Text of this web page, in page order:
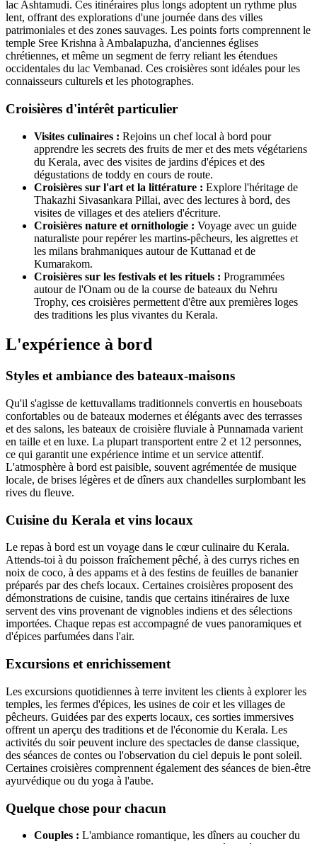
lac Ashtamudi. Ces itinéraires plus longs adoptent un rythme plus
lent, offrant des explorations d'une journée dans des villes
patrimoniales et des zones sauvages. Les points forts comprennent le
temple Sree Krishna à Ambalapuzha, d'anciennes églises
chrétiennes, et même un segment de ferry reliant les étendues
occidentales du lac Vembanad. Ces croisières sont idéales pour les
connaisseurs culturels et les photographes.
Croisières d'intérêt particulier
Visites culinaires : Rejoins un chef local à bord pour
apprendre les secrets des fruits de mer et des mets végétariens
du Kerala, avec des visites de jardins d'épices et des
dégustations de toddy en cours de route.
Croisières sur l'art et la littérature : Explore l'héritage de
Thakazhi Sivasankara Pillai, avec des lectures à bord, des
visites de villages et des ateliers d'écriture.
Croisières nature et ornithologie : Voyage avec un guide
naturaliste pour repérer les martins-pêcheurs, les aigrettes et
les milans brahmaniques autour de Kuttanad et de
Kumarakom.
Croisières sur les festivals et les rituels : Programmées
autour de l'Onam ou de la course de bateaux du Nehru
Trophy, ces croisières permettent d'être aux premières loges
des traditions les plus vivantes du Kerala.
L'expérience à bord
Styles et ambiance des bateaux-maisons
Qu'il s'agisse de kettuvallams traditionnels convertis en houseboats
confortables ou de bateaux modernes et élégants avec des terrasses
et des salons, les bateaux de croisière fluviale à Punnamada varient
en taille et en luxe. La plupart transportent entre 2 et 12 personnes,
ce qui garantit une expérience intime et un service attentif.
L'atmosphère à bord est paisible, souvent agrémentée de musique
locale, de brises légères et de dîners aux chandelles surplombant les
rives du fleuve.
Cuisine du Kerala et vins locaux
Le repas à bord est un voyage dans le cœur culinaire du Kerala.
Attends-toi à du poisson fraîchement pêché, à des currys riches en
noix de coco, à des appams et à des festins de feuilles de bananier
préparés par des chefs locaux. Certaines croisières proposent des
démonstrations de cuisine, tandis que certains itinéraires de luxe
servent des vins provenant de vignobles indiens et des sélections
importées. Chaque repas est accompagné de vues panoramiques et
d'épices parfumées dans l'air.
Excursions et enrichissement
Les excursions quotidiennes à terre invitent les clients à explorer les
temples, les fermes d'épices, les usines de coir et les villages de
pêcheurs. Guidées par des experts locaux, ces sorties immersives
offrent un aperçu des traditions et de l'économie du Kerala. Les
activités du soir peuvent inclure des spectacles de danse classique,
des séances de contes ou l'observation du ciel depuis le pont soleil.
Certaines croisières comprennent également des séances de bien-être
ayurvédique ou du yoga à l'aube.
Quelque chose pour chacun
Couples : L'ambiance romantique, les dîners au coucher du